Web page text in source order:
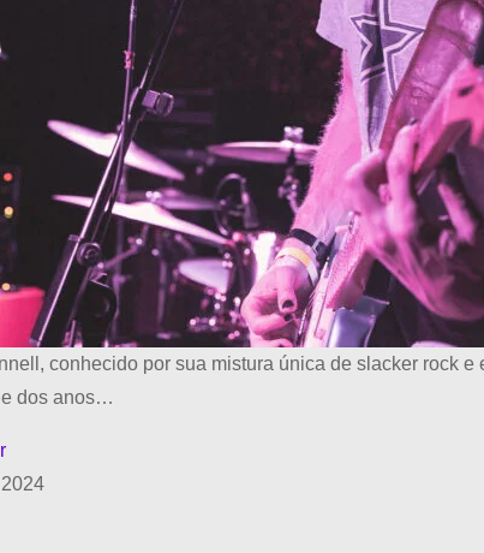
conhecido por sua mistura única de slacker rock
dos anos…